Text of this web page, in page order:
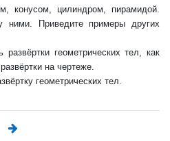
конусом, цилиндром, пирамидой.
ними. Приведите примеры других
развёртки геометрических тел, как
на чертеже.
геометрических тел.